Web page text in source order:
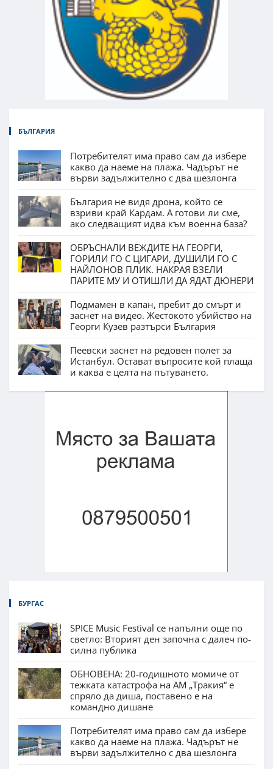
БЪЛГАРИЯ
Потребителят има право сам да избере
какво да наеме на плажа. Чадърът не
върви задължително с два шезлонга
България не видя дрона, който се
взриви край Кардам. А готови ли сме,
ако следващият идва към военна база?
ОБРЪСНАЛИ ВЕЖДИТЕ НА ГЕОРГИ,
ГОРИЛИ ГО С ЦИГАРИ, ДУШИЛИ ГО С
НАЙЛОНОВ ПЛИК. НАКРАЯ ВЗЕЛИ
ПАРИТЕ МУ И ОТИШЛИ ДА ЯДАТ ДЮНЕРИ
Подмамен в капан, пребит до смърт и
заснет на видео. Жестокото убийство на
Георги Кузев разтърси България
Пеевски заснет на редовен полет за
Истанбул. Остават въпросите кой плаща
и каква е целта на пътуването.
БУРГАС
SPICE Music Festival се напълни още по
светло: Вторият ден започна с далеч по-
силна публика
ОБНОВЕНА: 20-годишното момиче от
тежката катастрофа на АМ „Тракия“ е
спряло да диша, поставено е на
командно дишане
Потребителят има право сам да избере
какво да наеме на плажа. Чадърът не
върви задължително с два шезлонга